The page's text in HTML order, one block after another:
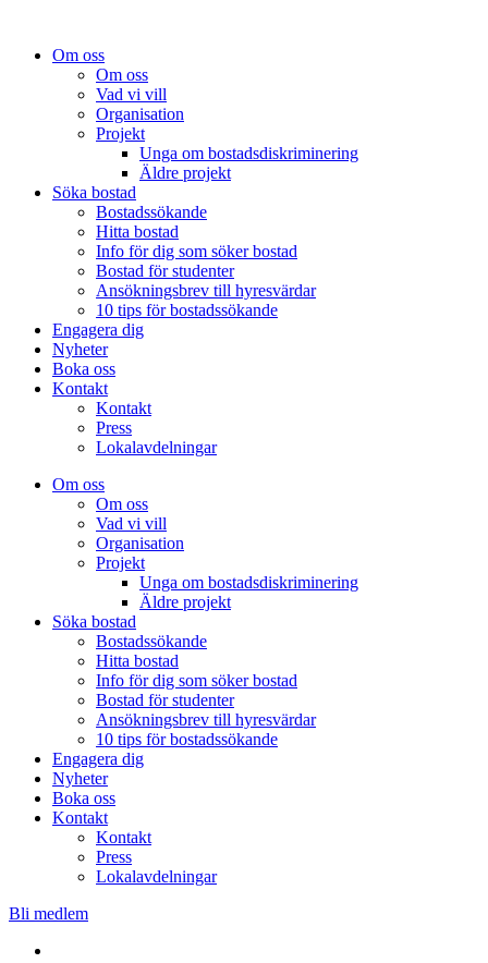
Om oss
Om oss
Vad vi vill
Organisation
Projekt
Unga om bostadsdiskriminering
Äldre projekt
Söka bostad
Bostadssökande
Hitta bostad
Info för dig som söker bostad
Bostad för studenter
Ansökningsbrev till hyresvärdar
10 tips för bostadssökande
Engagera dig
Nyheter
Boka oss
Kontakt
Kontakt
Press
Lokalavdelningar
Om oss
Om oss
Vad vi vill
Organisation
Projekt
Unga om bostadsdiskriminering
Äldre projekt
Söka bostad
Bostadssökande
Hitta bostad
Info för dig som söker bostad
Bostad för studenter
Ansökningsbrev till hyresvärdar
10 tips för bostadssökande
Engagera dig
Nyheter
Boka oss
Kontakt
Kontakt
Press
Lokalavdelningar
Bli medlem